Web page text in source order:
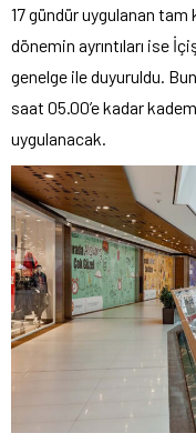
17 gündür uygulanan
dönemin ayrıntıları ise
genelge ile duyuruldu.
saat 05.00’e kadar
uygulanacak.